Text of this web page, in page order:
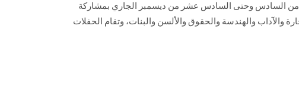
من السادس وحتى السادس عشر من ديسمبر الجاري بمشاركة
والآداب والهندسة والحقوق والألسن والبنات، وتقام الحفلات